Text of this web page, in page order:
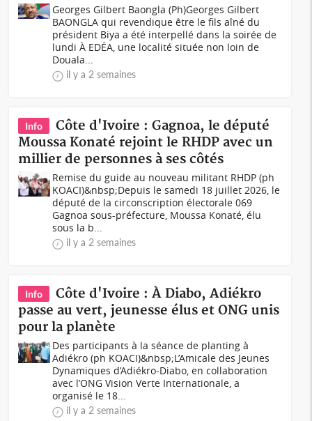
Georges Gilbert Baongla (Ph)Georges Gilbert
BAONGLA qui revendique être le fils aîné du
président Biya a été interpellé dans la soirée de
lundi À EDÉA, une localité située non loin de
Douala...
il y a 2 semaines
Info
Côte d'Ivoire : Gagnoa, le député
Moussa Konaté rejoint le RHDP avec un
millier de personnes à ses côtés
Remise du guide au nouveau militant RHDP (ph
KOACI)&nbsp;Depuis le samedi 18 juillet 2026, le
député de la circonscription électorale 069
Gagnoa sous-préfecture, Moussa Konaté, élu
sous la b...
il y a 2 semaines
Info
Côte d'Ivoire : À Diabo, Adiékro
passe au vert, jeunesse élus et ONG unis
pour la planète
Des participants à la séance de planting à
Adiékro (ph KOACI)&nbsp;L’Amicale des Jeunes
Dynamiques d’Adiékro-Diabo, en collaboration
avec l’ONG Vision Verte Internationale, a
organisé le 18...
il y a 2 semaines